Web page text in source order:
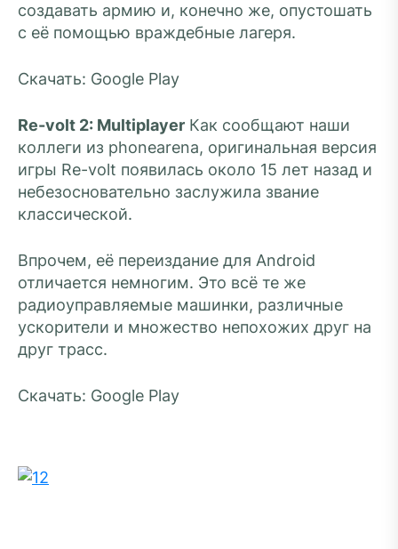
создавать армию и, конечно же, опустошать
с её помощью враждебные лагеря.
Скачать: Google Play
Re-volt 2: Multiplayer Как сообщают наши
коллеги из phonearena, оригинальная версия
игры Re-volt появилась около 15 лет назад и
небезосновательно заслужила звание
классической.
Впрочем, её переиздание для Android
отличается немногим. Это всё те же
радиоуправляемые машинки, различные
ускорители и множество непохожих друг на
друг трасс.
Скачать: Google Play